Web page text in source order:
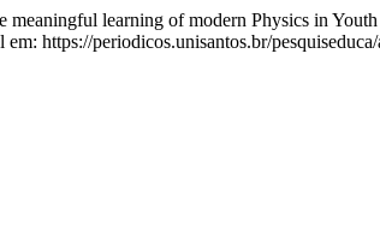
learning of modern Physics in
https://periodicos.unisantos.br/